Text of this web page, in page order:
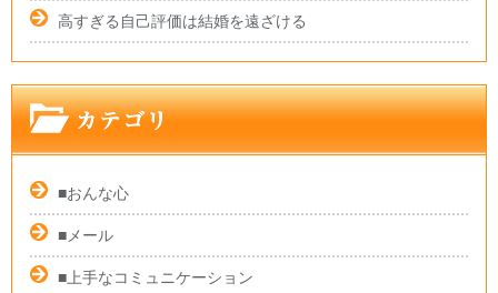
高すぎる自己評価は結婚を遠ざける
■おんな心
■メール
■上手なコミュニケーション